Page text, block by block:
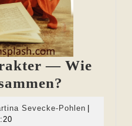
— Wie
Sevecke-Pohlen Martina
|